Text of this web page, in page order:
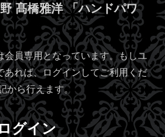
髙橋雅洋 「ハンドパワ
会員専用となっています。もしユ
あれば、ログインしてご利用くだ
から行えます。
グイン